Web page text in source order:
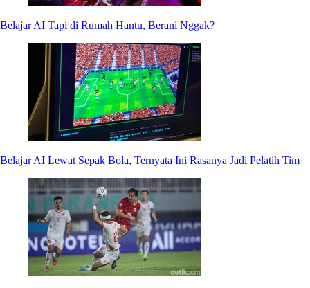
Belajar AI Tapi di Rumah Hantu, Berani Nggak?
Belajar AI Lewat Sepak Bola, Ternyata Ini Rasanya Jadi Pelatih Tim